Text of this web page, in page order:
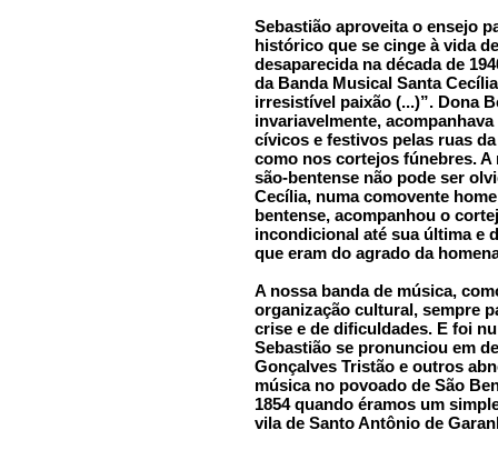
Sebastião aproveita o ensejo
histórico que se cinge à vida
desaparecida na década de
da Banda Musical Santa
irresistível paixão (...)”. Dona
invariavelmente,
cívicos e festivos pelas ruas
como nos cortejos fúnebres.
são-bentense não pode ser
Cecília, numa comovente
bentense, acompanhou o
incondicional até sua última e
que eram do agrado da
A nossa banda de música,
organização cultural, sempre
crise e de dificuldades. E foi
Sebastião se pronunciou em
Gonçalves Tristão e outros
música no povoado de São
1854 quando éramos um
vila de Santo Antônio de